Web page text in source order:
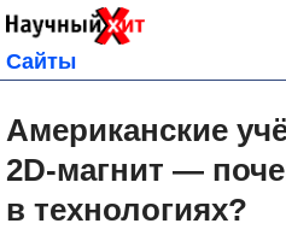
Сайты
Американские
2D-магнит —
в технологиях?